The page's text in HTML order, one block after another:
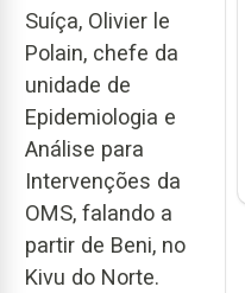
Suíça, Olivier le
Polain, chefe da
unidade de
Epidemiologia e
Análise para
Intervenções da
OMS, falando a
partir de Beni, no
Kivu do Norte.